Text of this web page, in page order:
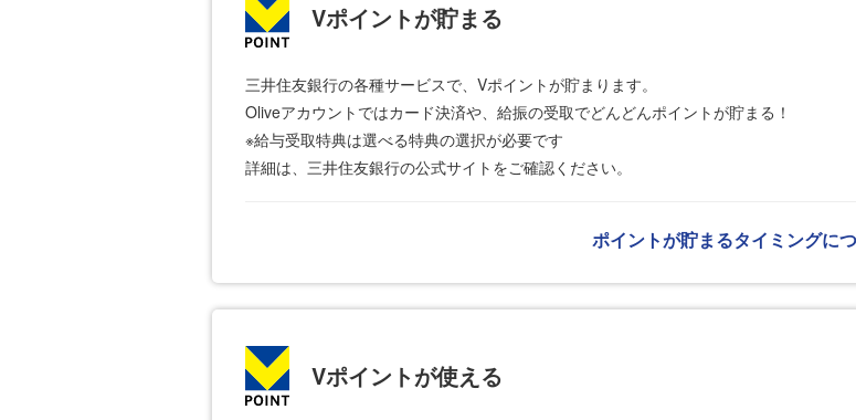
Vポイントが貯まる
三井住友銀行の各種サービスで、Vポイントが貯まります。
Oliveアカウントではカード決済や、給振の受取でどんどんポイントが貯まる！
※給与受取特典は選べる特典の選択が必要です
詳細は、三井住友銀行の公式サイトをご確認ください。
ポイントが貯まるタイミングに
Vポイントが使える